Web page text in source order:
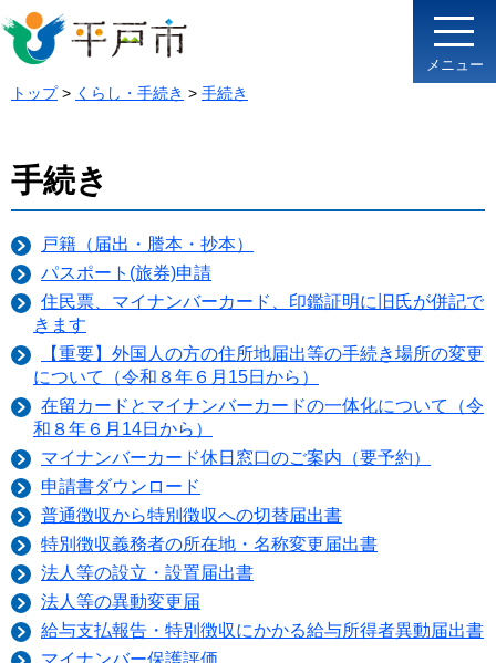
メニュー
トップ> くらし・手続き > 手続き
手続き
戸籍（届出・謄本・抄本）
パスポート(旅券)申請
住民票、マイナンバーカード、印鑑証明に旧氏が併記で
きます
【重要】外国人の方の住所地届出等の手続き場所の変更
について（令和８年６月15日から）
在留カードとマイナンバーカードの一体化について（令
和８年６月14日から）
マイナンバーカード休日窓口のご案内（要予約）
申請書ダウンロード
普通徴収から特別徴収への切替届出書
特別徴収義務者の所在地・名称変更届出書
法人等の設立・設置届出書
法人等の異動変更届
給与支払報­告・特別徴­収にかかる­給与所得者­異動届出書
マイナンバー保護評価